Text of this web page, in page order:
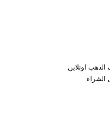
اونلاين
الشراء